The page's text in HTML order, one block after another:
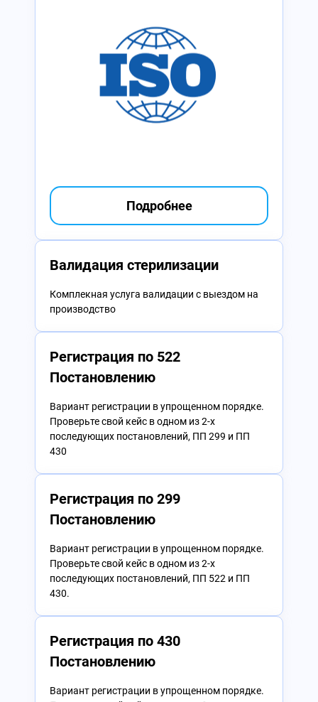
Подробнее
Валидация стерилизации
Комплекная услуга валидации с выездом на
производство
Регистрация по 522
Постановлению
Вариант регистрации в упрощенном порядке.
Проверьте свой кейс в одном из 2-х
последующих постановлений, ПП 299 и ПП
430
Регистрация по 299
Постановлению
Вариант регистрации в упрощенном порядке.
Проверьте свой кейс в одном из 2-х
последующих постановлений, ПП 522 и ПП
430.
Регистрация по 430
Постановлению
Вариант регистрации в упрощенном порядке.